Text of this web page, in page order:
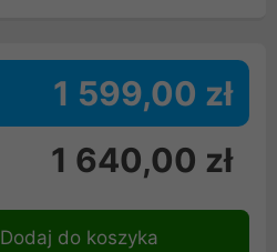
1 599,00 zł
1 640,00 zł
Dodaj do koszyka